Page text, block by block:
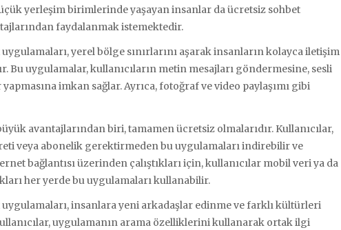
yerleşim birimlerinde yaşayan insanlar da ücretsiz sohbet
faydalanmak istemektedir.
yerel bölge sınırlarını aşarak insanların kolayca iletişim
Bu uygulamalar, kullanıcıların metin mesajları göndermesine, sesli
imkan sağlar. Ayrıca, fotoğraf ve video paylaşımı gibi
avantajlarından biri, tamamen ücretsiz olmalarıdır. Kullanıcılar,
veya abonelik gerektirmeden bu uygulamaları indirebilir ve
bağlantısı üzerinden çalıştıkları için, kullanıcılar mobil veri ya da
her yerde bu uygulamaları kullanabilir.
uygulamaları, insanlara yeni arkadaşlar edinme ve farklı kültürleri
uygulamanın arama özelliklerini kullanarak ortak ilgi